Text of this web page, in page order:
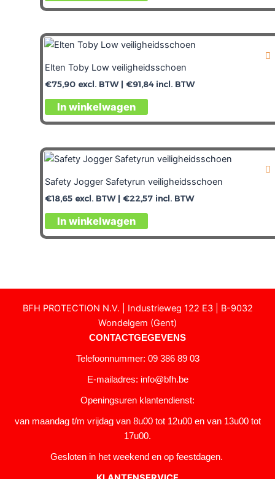
Elten Toby Low veiligheidsschoen
€75,90 excl. BTW | €91,84incl. BTW
In winkelwagen
Safety Jogger Safetyrun veiligheidsschoen
€18,65 excl. BTW | €22,57 incl. BTW
In winkelwagen
BFH PROTECTION N.V. | Industrieweg 122 E3 | B-9032
Wondelgem (Gent)
CONTACTGEGEVENS
Telefoonnummer: 09 386 89 03
E-mailadres: info@bfh.be
Openingsuren klantendienst:
van maandag t/m vrijdag van 8u00 tot 12u00 en van 13u00 tot
17u00.
Gesloten in het weekend en op feestdagen.